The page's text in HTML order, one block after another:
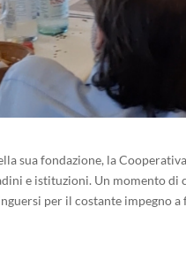
sua fondazione, la
e istituzioni. Un momento di
per il costante impegno